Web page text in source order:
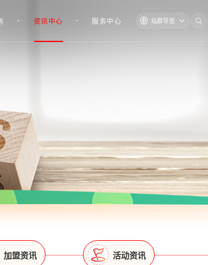
资讯中心 服务中心 站群导览
加盟资讯 活动资讯